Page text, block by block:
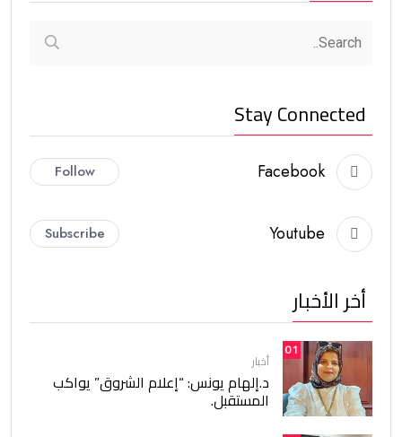
Stay Connected
Facebook
Follow
Youtube
Subscribe
أخر الأخبار
01
أخبار
د.إلهام يونس: “إعلام الشروق” يواكب
المستقبل.